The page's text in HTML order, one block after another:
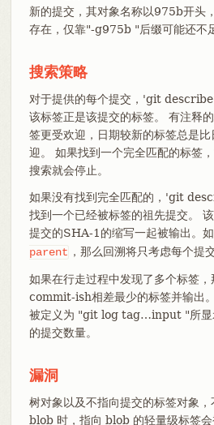
新的提交，其对象名称以975b开头
存在，仅靠"-g975b "后缀可能还不
搜索策略
对于提供的每个提交，'git
该标签正是该提交的标签。 有注释
签更受欢迎，日期较新的标签总是
迎。 如果找到一个完全匹配的标签
搜索就会停止。
如果没有找到完全匹配的，'git
找到一个已经被标签的祖先提交。
提交的SHA-1的缩写一起被输出。
parent ，那么回溯将只考虑每个提
如果在行走过程中发现了多个标签
commit-ish相差最少的标签并输出
被定义为 "git log tag…​input "所显
的提交数量。
漏洞
树对象以及不指向提交的标签对象
blob 时，指向 blob 的轻量级标签